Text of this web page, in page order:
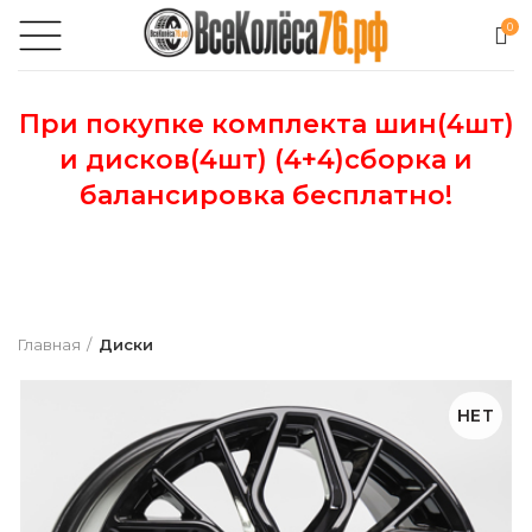
0
При покупке комплекта шин(4шт)
и дисков(4шт) (4+4)сборка и
балансировка бесплатно!
Главная Диски
НЕТ